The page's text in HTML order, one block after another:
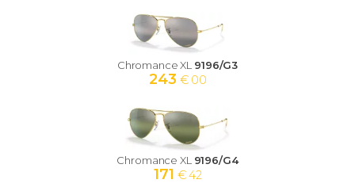
Chromance XL 9196/G3
243 € 00
Chromance XL 9196/G4
171 € 42